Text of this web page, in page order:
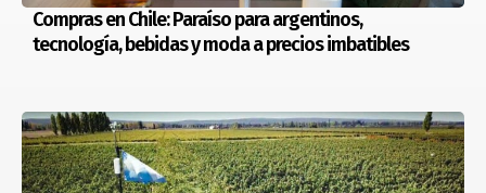
Compras en Chile: Paraíso para argentinos,
tecnología, bebidas y moda a precios imbatibles